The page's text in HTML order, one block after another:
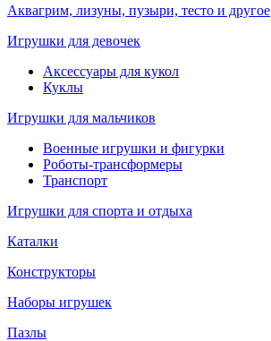
Аквагрим, лизуны, пузыри, тесто и другое
Игрушки для девочек
Аксессуары для кукол
Куклы
Игрушки для мальчиков
Военные игрушки и фигурки
Роботы-трансформеры
Транспорт
Игрушки для спорта и отдыха
Каталки
Конструкторы
Наборы игрушек
Пазлы